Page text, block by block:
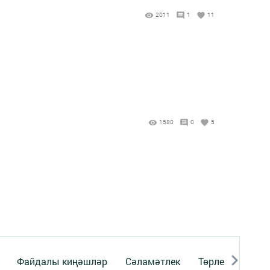
2011 1 11
1580 0 5
Файдалы киңәшләр Сәламәтлек Төрле темалар